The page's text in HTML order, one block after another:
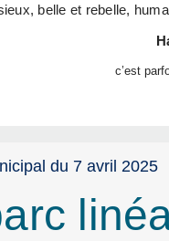
belle et rebelle,
c’est
du 7 avril 2025